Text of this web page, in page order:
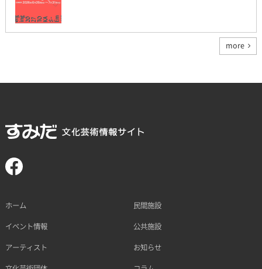
more
ホーム
イベント情報
アーティスト
民間施設
公共施設
お知らせ